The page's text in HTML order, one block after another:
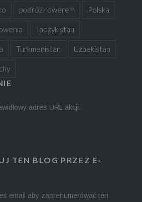
podróż rowerem Polska
Tadżykistan
Turkmenistan Uzbekistan
adres URL akcji.
TEN BLOG PRZEZ E-
email aby zaprenumerować ten